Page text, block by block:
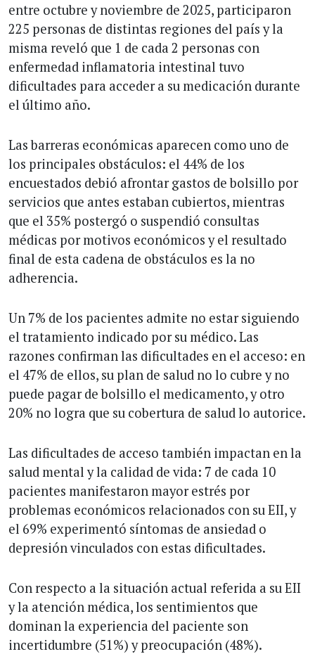
entre octubre y noviembre de 2025, participaron
225 personas de distintas regiones del país y la
misma reveló que 1 de cada 2 personas con
enfermedad inflamatoria intestinal tuvo
dificultades para acceder a su medicación durante
el último año.
Las barreras económicas aparecen como uno de
los principales obstáculos: el 44% de los
encuestados debió afrontar gastos de bolsillo por
servicios que antes estaban cubiertos, mientras
que el 35% postergó o suspendió consultas
médicas por motivos económicos y el resultado
final de esta cadena de obstáculos es la no
adherencia.
Un 7% de los pacientes admite no estar siguiendo
el tratamiento indicado por su médico. Las
razones confirman las dificultades en el acceso: en
el 47% de ellos, su plan de salud no lo cubre y no
puede pagar de bolsillo el medicamento, y otro
20% no logra que su cobertura de salud lo autorice.
Las dificultades de acceso también impactan en la
salud mental y la calidad de vida: 7 de cada 10
pacientes manifestaron mayor estrés por
problemas económicos relacionados con su EII, y
el 69% experimentó síntomas de ansiedad o
depresión vinculados con estas dificultades.
Con respecto a la situación actual referida a su EII
y la atención médica, los sentimientos que
dominan la experiencia del paciente son
incertidumbre (51%) y preocupación (48%).